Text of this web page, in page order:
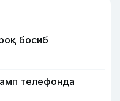
босиб
телефонда